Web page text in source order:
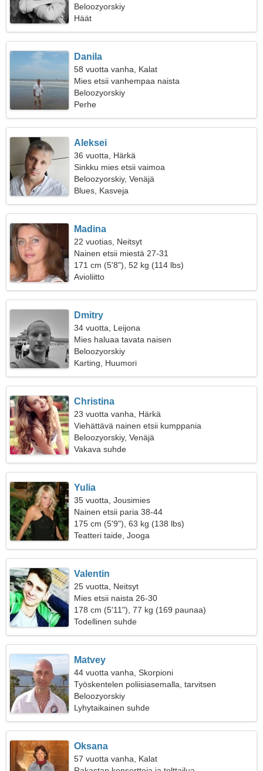
yhdessä
Beloozyorskiy
Häät
Danila
58 vuotta vanha, Kalat
Mies etsii vanhempaa naista
Beloozyorskiy
Perhe
Aleksei
36 vuotta, Härkä
Sinkku mies etsii vaimoa
Beloozyorskiy, Venäjä
Blues, Kasveja
Madina
22 vuotias, Neitsyt
Nainen etsii miestä 27-31
171 cm (5'8"), 52 kg (114 lbs)
Avioliitto
Dmitry
34 vuotta, Leijona
Mies haluaa tavata naisen
Beloozyorskiy
Karting, Huumori
Christina
23 vuotta vanha, Härkä
Viehättävä nainen etsii kumppania
Beloozyorskiy, Venäjä
Vakava suhde
Yulia
35 vuotta, Jousimies
Nainen etsii paria 38-44
175 cm (5'9"), 63 kg (138 lbs)
Teatteri taide, Jooga
Valentin
25 vuotta, Neitsyt
Mies etsii naista 26-30
178 cm (5'11"), 77 kg (169 paunaa)
Todellinen suhde
Matvey
44 vuotta vanha, Skorpioni
Työskentelen poliisiasemalla, tarvitsen
vilpittömän naisen
Beloozyorskiy
Lyhytaikainen suhde
Oksana
57 vuotta vanha, Kalat